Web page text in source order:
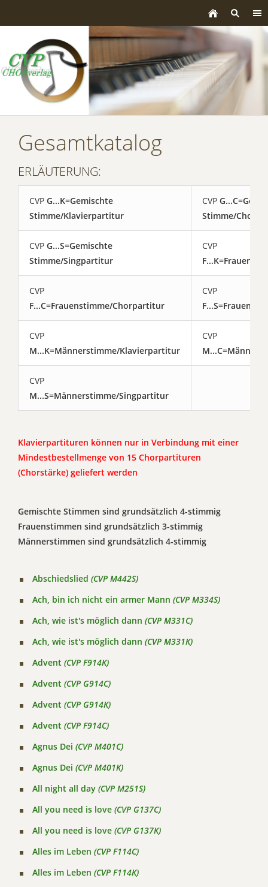
Gesamtkatalog
ERLÄUTERUNG:
CVP G...K=Gemischte
Stimme/Klavierpartitur
CVP
Stimme/
CVP G...S=Gemischte
Stimme/Singpartitur
CVP
CVP
F...C=Frauenstimme/Chorpartitur
CVP
CVP
M...K=Männerstimme/Klavierpartitur
CVP
CVP
M...S=Männerstimme/Singpartitur
Klavierpartituren können nur in Verbindung mit einer
Mindestbestellmenge von 15 Chorpartituren
(Chorstärke) geliefert werden
Gemischte Stimmen sind grundsätzlich 4-stimmig
Frauenstimmen sind grundsätzlich 3-stimmig
Männerstimmen sind grundsätzlich 4-stimmig
Abschiedslied (CVP M442S)
Ach, bin ich nicht ein armer Mann (CVP M334S)
Ach, wie ist's möglich dann (CVP M331C)
Ach, wie ist's möglich dann (CVP M331K)
Advent (CVP F914K)
Advent (CVP G914C)
Advent (CVP G914K)
Advent (CVP F914C)
Agnus Dei (CVP M401C)
Agnus Dei (CVP M401K)
All night all day (CVP M251S)
All you need is love (CVP G137C)
All you need is love (CVP G137K)
Alles im Leben (CVP F114C)
Alles im Leben (CVP F114K)